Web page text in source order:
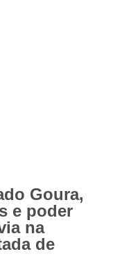
Goura,
e poder
na
de